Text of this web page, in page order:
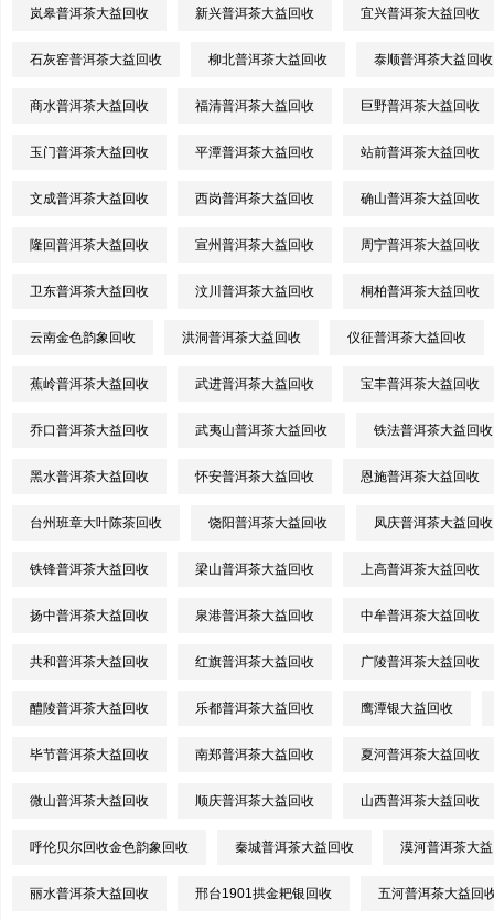
岚皋普洱茶大益回收 新兴普洱茶大益回收 宜兴普洱茶大益回收
石灰窑普洱茶大益回收 柳北普洱茶大益回收 泰顺普洱茶大益回收
商水普洱茶大益回收 福清普洱茶大益回收 巨野普洱茶大益回收
玉门普洱茶大益回收 平潭普洱茶大益回收 站前普洱茶大益回收
文成普洱茶大益回收 西岗普洱茶大益回收 确山普洱茶大益回收
隆回普洱茶大益回收 宣州普洱茶大益回收 周宁普洱茶大益回收
卫东普洱茶大益回收 汶川普洱茶大益回收 桐柏普洱茶大益回收
云南金色韵象回收 洪洞普洱茶大益回收 仪征普洱茶大益回收
蕉岭普洱茶大益回收 武进普洱茶大益回收 宝丰普洱茶大益回收
乔口普洱茶大益回收 武夷山普洱茶大益回收 铁法普洱茶大益回收
黑水普洱茶大益回收 怀安普洱茶大益回收 恩施普洱茶大益回收
台州班章大叶陈茶回收 饶阳普洱茶大益回收 凤庆普洱茶大益回收
铁锋普洱茶大益回收 梁山普洱茶大益回收 上高普洱茶大益回收
扬中普洱茶大益回收 泉港普洱茶大益回收 中牟普洱茶大益回收
共和普洱茶大益回收 红旗普洱茶大益回收 广陵普洱茶大益回收
醴陵普洱茶大益回收 乐都普洱茶大益回收 鹰潭银大益回收
毕节普洱茶大益回收 南郑普洱茶大益回收 夏河普洱茶大益回收
微山普洱茶大益回收 顺庆普洱茶大益回收 山西普洱茶大益回收
呼伦贝尔回收金色韵象回收 秦城普洱茶大益回收 漠河普洱茶大
丽水普洱茶大益回收 邢台1901拱金耙银回收 五河普洱茶大益回